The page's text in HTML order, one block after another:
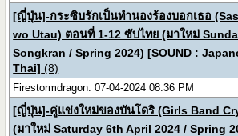
[ญี่ปุ่น]-กระซิบรักเป็นทำนองร้องบอกเธอ
wo Utau) ตอนที่ 1-12 ซับไทย (มาใหม่
Songkran / Spring 2024) [SOUND :
Thai] (8)
Firestormdragon: 07-04-2024 08:36 PM
[ญี่ปุ่น]-คู่แข่งใหม่ของบันโดริ (Girls Band
(มาใหม่ Saturday 6th April 2024 / Spring